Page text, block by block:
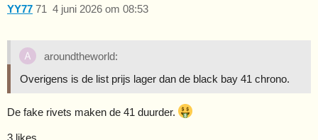
YY77 4 juni 2026 om 08:53
71
aroundtheworld:
Overigens is de list prijs lager dan de black bay 41 chrono.
De fake rivets maken de 41 duurder.
3 likes